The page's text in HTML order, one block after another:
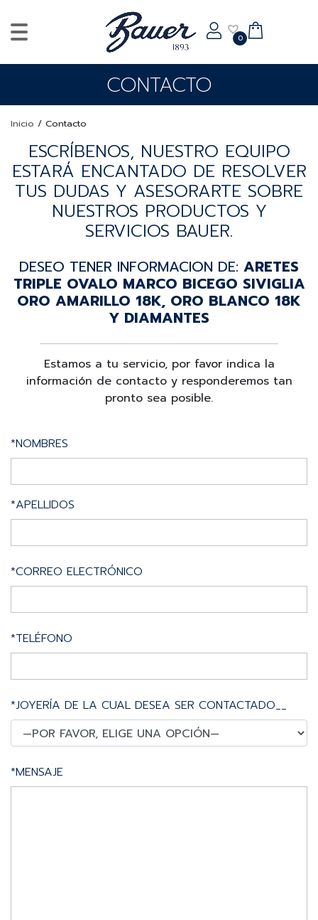
0
CONTACTO
Inicio / Contacto
ESCRÍBENOS, NUESTRO EQUIPO
ESTARÁ ENCANTADO DE RESOLVER
TUS DUDAS Y ASESORARTE SOBRE
NUESTROS PRODUCTOS Y
SERVICIOS BAUER.
DESEO TENER INFORMACION DE: ARETES
TRIPLE OVALO MARCO BICEGO SIVIGLIA
ORO AMARILLO 18K, ORO BLANCO 18K
Y DIAMANTES
Estamos a tu servicio, por favor indica la
información de contacto y responderemos tan
pronto sea posible.
*NOMBRES
*APELLIDOS
*CORREO ELECTRÓNICO
*TELÉFONO
*JOYERÍA DE LA CUAL DESEA SER CONTACTADO__
*MENSAJE